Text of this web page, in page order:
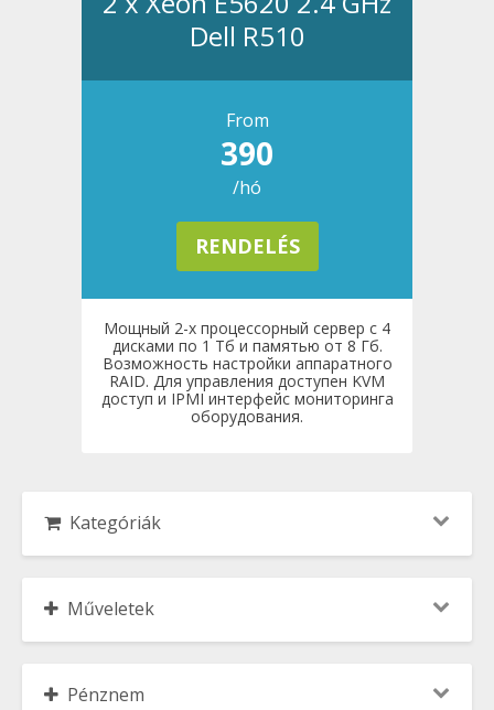
Dell R510
From
390
/hó
RENDELÉS
Мощный 2-х процессорный сервер с 4
дисками по 1 Тб и памятью от 8 Гб.
Возможность настройки аппаратного
RAID. Для управления доступен KVM
доступ и IPMI интерфейс мониторинга
оборудования.
Kategóriák
Műveletek
Pénznem